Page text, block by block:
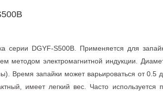
серии DGYF-S500B. Применяется для
методом электромагнитной индукции.
Время запайки может варьироваться от 0.5
имеет легкий вес. Часто используется